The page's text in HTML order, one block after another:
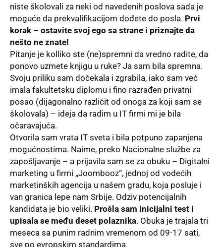
niste školovali za neki od navedenih poslova sada je
moguće da prekvalifikacijom dođete do posla. Prvi
korak – ostavite svoj ego sa strane i priznajte da
nešto ne znate!
Pitanje je kolliko ste (ne)spremni da vredno radite, da
ponovo uzmete knjigu u ruke? Ja sam bila spremna.
Svoju priliku sam dočekala i zgrabila, iako sam već
imala fakultetsku diplomu i fino razrađen privatni
posao (dijagonalno različit od onoga za koji sam se
školovala) – ideja da radim u IT firmi mi je bila
očaravajuća.
Otvorila sam vrata IT sveta i bila potpuno zapanjena
mogućnostima. Naime, preko Nacionalne službe za
zapošljavanje – a prijavila sam se za obuku – Digitalni
marketing u firmi „Joombooz“, jednoj od vodećih
marketinških agencija u našem gradu, koja posluje i
van granica lepe nam Srbije. Odziv potencijalnih
kandidata je bio veliki. Prošla sam inicijalni test i
upisala se među deset polaznika. Obuka je trajala tri
meseca sa punim radnim vremenom od 09-17 sati,
sve po evropskim standardima.